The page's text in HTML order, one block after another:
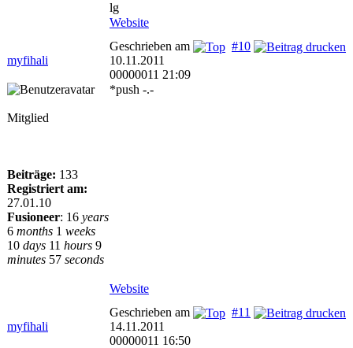
lg
Website
myfihali
#10
Geschrieben am
10.11.2011
00000011 21:09
Mitglied
Beiträge: 133
Registriert am:
27.01.10
Fusioneer: 16 years
6 months 1 weeks
10 days 11 hours 9
minutes 57 seconds
*push -.-
Website
myfihali
#11
Geschrieben am
14.11.2011
00000011 16:50